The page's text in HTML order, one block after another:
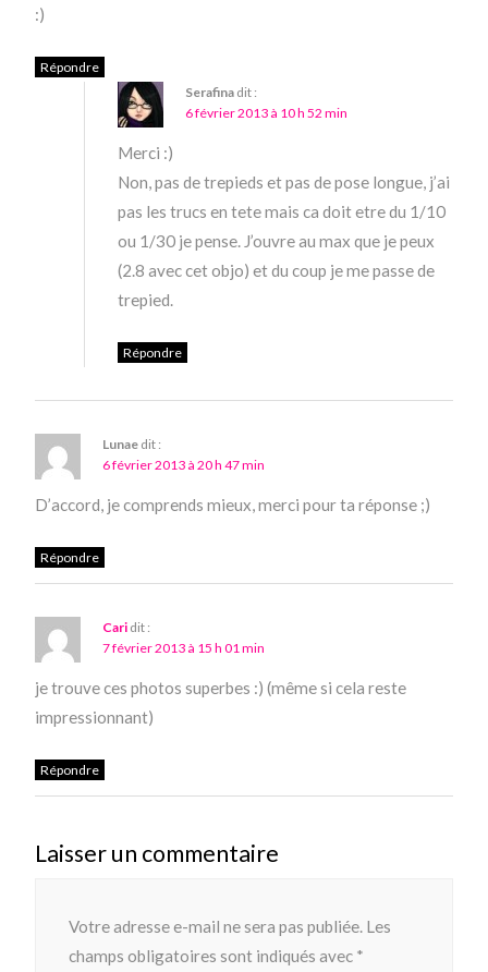
:)
Répondre
Serafina dit :
6 février 2013 à 10 h 52 min
Merci :)
Non, pas de trepieds et pas de pose longue, j’ai
pas les trucs en tete mais ca doit etre du 1/10
ou 1/30 je pense. J’ouvre au max que je peux
(2.8 avec cet objo) et du coup je me passe de
trepied.
Répondre
Lunae dit :
6 février 2013 à 20 h 47 min
D’accord, je comprends mieux, merci pour ta réponse ;)
Répondre
Cari dit :
7 février 2013 à 15 h 01 min
je trouve ces photos superbes :) (même si cela reste
impressionnant)
Répondre
Laisser un commentaire
Votre adresse e-mail ne sera pas publiée. Les
champs obligatoires sont indiqués avec *